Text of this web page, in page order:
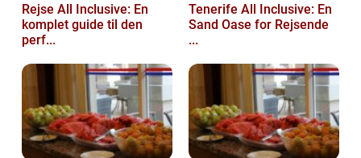
Rejse All Inclusive: En
komplet guide til den
perf...
Tenerife All Inclusive: En
Sand Oase for Rejsende
...